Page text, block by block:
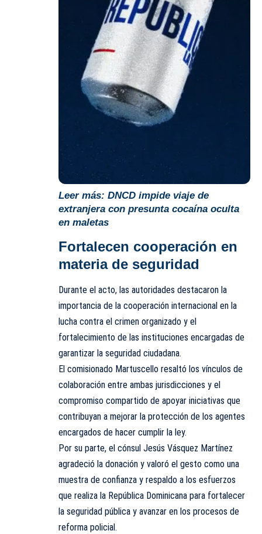
Leer más: DNCD impide viaje de
extranjera con presunta cocaína oculta
en maletas
Fortalecen cooperación en
materia de seguridad
Durante el acto, las autoridades destacaron la
importancia de la cooperación internacional en la
lucha contra el crimen organizado y el
fortalecimiento de las instituciones encargadas de
garantizar la seguridad ciudadana.
El comisionado Martuscello resaltó los vínculos de
colaboración entre ambas jurisdicciones y el
compromiso compartido de apoyar iniciativas que
contribuyan a mejorar la protección de los agentes
encargados de hacer cumplir la ley.
Por su parte, el cónsul Jesús Vásquez Martínez
agradeció la donación y valoró el gesto como una
muestra de confianza y respaldo a los esfuerzos
que realiza la República Dominicana para fortalecer
la seguridad pública y avanzar en los procesos de
reforma policial.